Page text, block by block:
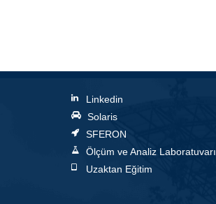
Linkedin
Solaris
SFERON
Ölçüm ve Analiz Laboratuvarı
Uzaktan Eğitim